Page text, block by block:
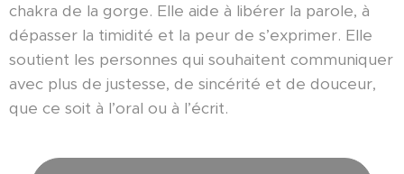
chakra de la gorge. Elle aide à libérer la parole, à
dépasser la timidité et la peur de s’exprimer. Elle
soutient les personnes qui souhaitent communiquer
avec plus de justesse, de sincérité et de douceur,
que ce soit à l’oral ou à l’écrit.